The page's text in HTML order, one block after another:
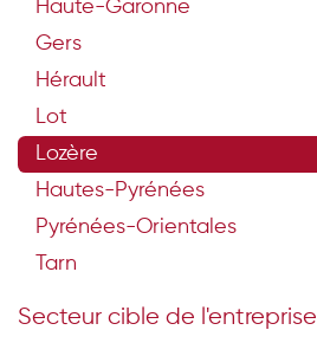
Haute-Garonne
Gers
Hérault
Lot
Lozère
Hautes-Pyrénées
Pyrénées-Orientales
Tarn
Secteur cible de l'entreprise